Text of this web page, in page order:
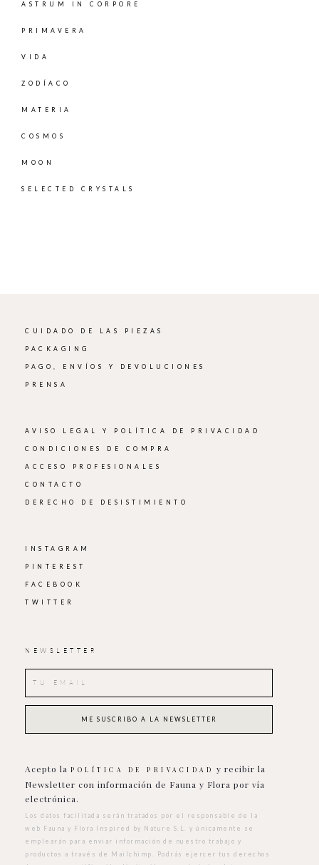
ASTRUM IN CORPORE
PRIMAVERA
VIDA
ZODÍACO
MATERIA
COSMOS
MOON
SELECTED CRYSTALS
CUIDADO DE LAS PIEZAS
PACKAGING
PAGO, ENVÍOS Y DEVOLUCIONES
PRENSA
AVISO LEGAL Y POLÍTICA DE PRIVACIDAD
CONDICIONES DE COMPRA
ACCESO PROFESIONALES
CONTACTO
DERECHO DE DESISTIMIENTO
INSTAGRAM
PINTEREST
FACEBOOK
TWITTER
NEWSLETTER
Acepto la POLÍTICA DE PRIVACIDAD
y recibir la
Newsletter con información de Fauna y Flora por vía
electrónica.
Los datos facilitada serán tratados por el responsable de la
web Fauna y Flora Inspired by Nature S.L. y únicamente se
emplearán para enviar información de nuestro trabajo y
productos a través de Mailchimp. Podrás ejercer tus derechos